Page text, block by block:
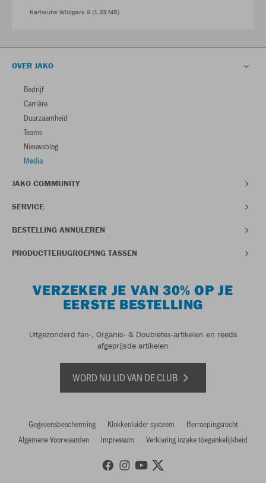
Karlsruhe Wildpark 9 (1.33 MB)
OVER JAKO
Bedrijf
Carrière
Duurzaamheid
Teams
Nieuwsblog
Media
JAKO COMMUNITY
SERVICE
BESTELLING ANNULEREN
PRODUCTTERUGROEPING TASSEN
VERZEKER JE VAN 30% OP JE
EERSTE BESTELLING
Uitgezonderd fan-, Organic- & Doubletex-artikelen en reeds
afgeprijsde artikelen
WORD NU LID VAN DE CLUB
Gegevensbescherming Klokkenluider systeem
Herroepingsrecht
Algemene Voorwaarden
Impressum Verklaring inzake toegankelijkheid